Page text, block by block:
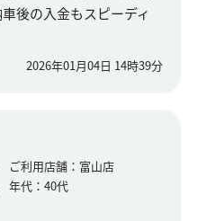
後の入金もスピーディ
2026年01月04日 14時39分
ご利用店舗： 富山店
年代： 40代